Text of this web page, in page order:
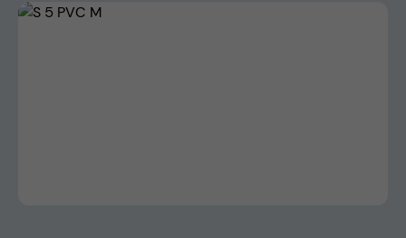
Skip image gallery